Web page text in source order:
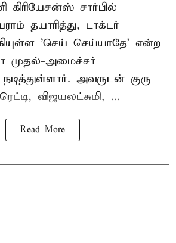
கிரியேசன்ஸ் சார்பில்
தயாரித்து, டாக்டர்
'செய் செய்யாதே' என்ற
முதல்-அமைச்சர்
நடித்துள்ளார். அவருடன் குரு
விஜயலட்சுமி, ...
Read More